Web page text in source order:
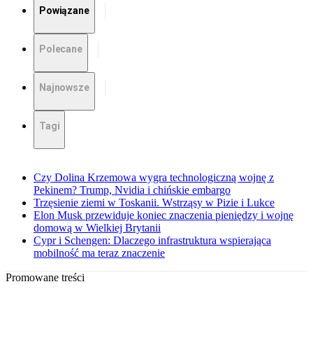
Powiązane
Polecane
Najnowsze
Tagi
Czy Dolina Krzemowa wygra technologiczną wojnę z
Pekinem? Trump, Nvidia i chińskie embargo
Trzęsienie ziemi w Toskanii. Wstrząsy w Pizie i Lukce
Elon Musk przewiduje koniec znaczenia pieniędzy i wojnę
domową w Wielkiej Brytanii
Cypr i Schengen: Dlaczego infrastruktura wspierająca
mobilność ma teraz znaczenie
Promowane treści